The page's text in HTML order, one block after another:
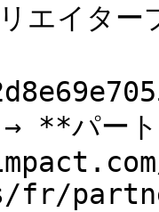
**パー
fr/